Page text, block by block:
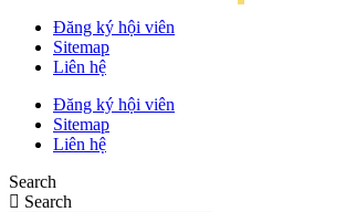
Đăng ký hội viên
Sitemap
Liên hệ
Đăng ký hội viên
Sitemap
Liên hệ
Search
Search